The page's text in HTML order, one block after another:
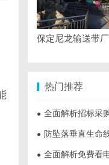
热门推荐
● 全面解析招标采购网
● 防坠落垂直生命线在
● 全面解析免费看